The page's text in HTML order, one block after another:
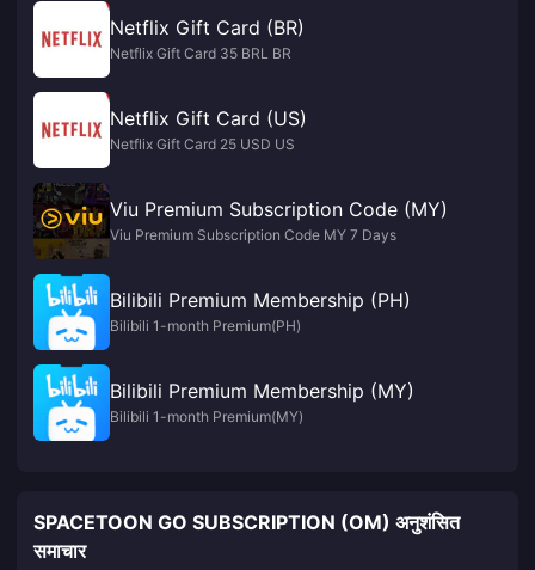
Netflix Gift Card (BR)
Netflix Gift Card 35 BRL BR
Netflix Gift Card (US)
Netflix Gift Card 25 USD US
Viu Premium Subscription Code (MY)
Viu Premium Subscription Code MY 7 Days
Bilibili Premium Membership (PH)
Bilibili 1-month Premium(PH)
Bilibili Premium Membership (MY)
Bilibili 1-month Premium(MY)
SPACETOON GO SUBSCRIPTION (OM) अनुशंसित
समाचार